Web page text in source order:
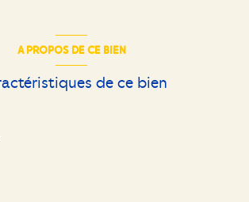
A PROPOS DE CE BIEN
de ce bien